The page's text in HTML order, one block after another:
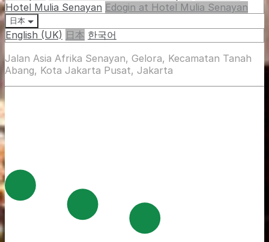
Hotel Mulia Senayan Edogin at Hotel Mulia Senayan
日本
English (UK) 日本 한국어
Jalan Asia Afrika Senayan, Gelora, Kecamatan Tanah
Abang, Kota Jakarta Pusat, Jakarta